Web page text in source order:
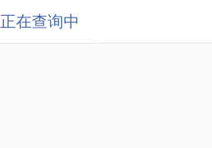
正在查询中